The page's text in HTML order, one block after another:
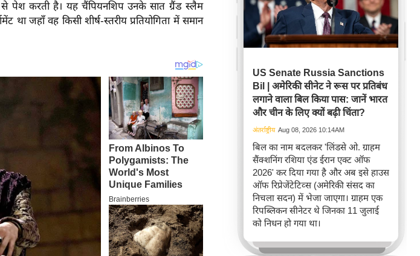
करती है। यह चैंपियनशिप उनके सात ग्रैंड स्लैम
था जहाँ वह किसी शीर्ष-स्तरीय प्रतियोगिता में समान
US Senate Russia Sanctions
Bil | अमेरिकी सीनेट ने रूस पर प्रतिबंध
लगाने वाला बिल किया पास: जानें भारत
और चीन के लिए क्यों बढ़ी चिंता?
अंतर्राष्ट्रीय Aug 08, 2026 10:14AM
बिल का नाम बदलकर 'लिंडसे ओ. ग्राहम
सैंक्शनिंग रशिया एंड ईरान एक्ट ऑफ
2026' कर दिया गया है और अब इसे हाउस
ऑफ रिप्रेजेंटेटिव्स (अमेरिकी संसद का
निचला सदन) में भेजा जाएगा। ग्राहम एक
रिपब्लिकन सीनेटर थे जिनका 11 जुलाई
को निधन हो गया था।